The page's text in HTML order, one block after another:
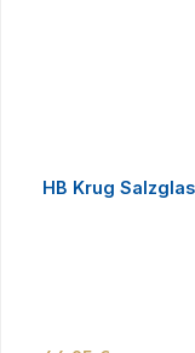
HB Krug